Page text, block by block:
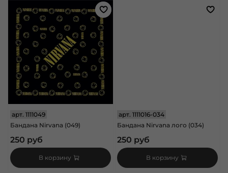
арт. 1111049
Бандана Nirvana (049)
250 руб
В корзину
арт.1111016-034
Бандана Nirvana лого (034)
250 руб
В корзину